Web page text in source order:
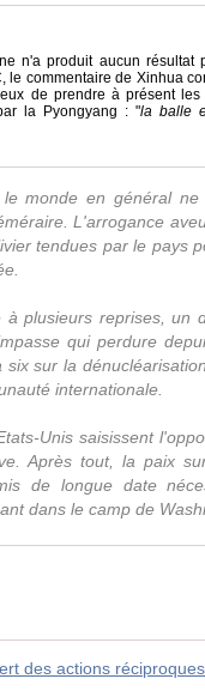
n'a produit aucun résultat
le commentaire de Xinhua
de prendre à présent
la Pyongyang : "la balle
monde en général ne
L'arrogance
tendues par le pays
plusieurs reprises, un
qui perdure
sur la
internationale.
Unis saisissent
Après tout, la paix
de longue date
dans le camp de
des actions